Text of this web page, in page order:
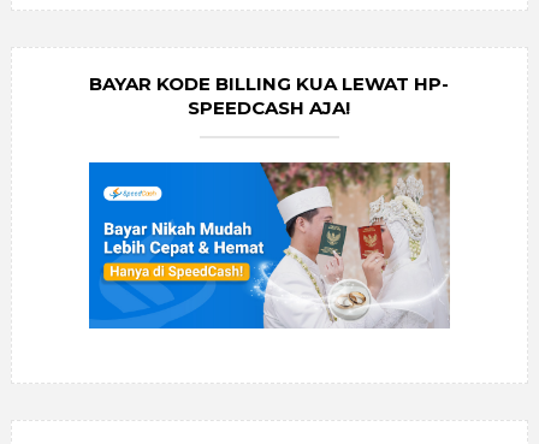
BAYAR KODE BILLING KUA LEWAT HP-
SPEEDCASH AJA!